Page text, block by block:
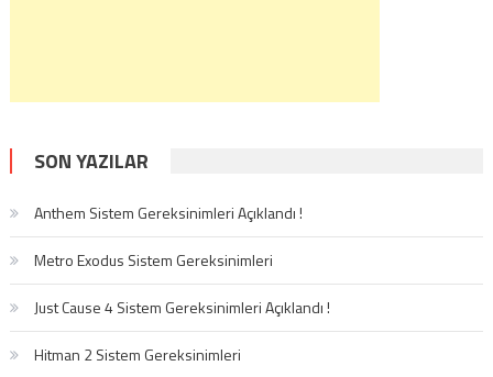
SON YAZILAR
Anthem Sistem Gereksinimleri Açıklandı !
Metro Exodus Sistem Gereksinimleri
Just Cause 4 Sistem Gereksinimleri Açıklandı !
Hitman 2 Sistem Gereksinimleri